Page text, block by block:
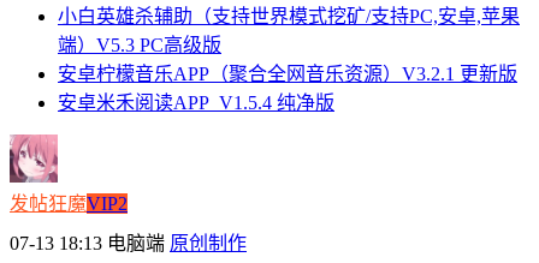
小白英雄杀辅助（支持世界模式挖矿/支持PC,安卓,苹果
端）V5.3 PC高级版
安卓柠檬音乐APP（聚合全网音乐资源）V3.2.1 更新版
安卓米禾阅读APP_V1.5.4 纯净版
发帖狂魔VIP2
07-13 18:13 电脑端 原创制作